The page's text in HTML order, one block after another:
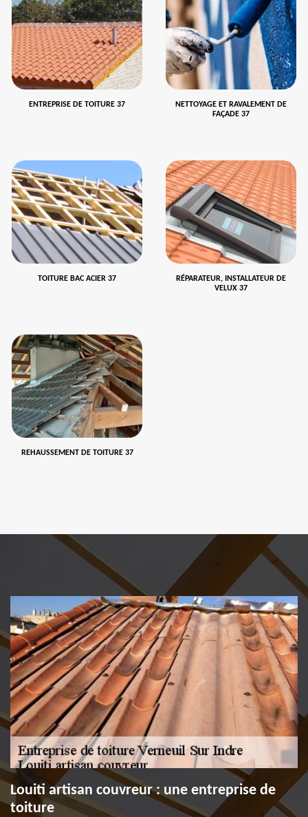
ENTREPRISE DE TOITURE 37
NETTOYAGE ET RAVALEMENT DE
FAÇADE 37
TOITURE BAC ACIER 37
RÉPARATEUR, INSTALLATEUR DE
VELUX 37
REHAUSSEMENT DE TOITURE 37
Louiti artisan couvreur : une entreprise de
toiture